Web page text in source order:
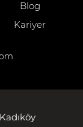
Blog
Kariyer